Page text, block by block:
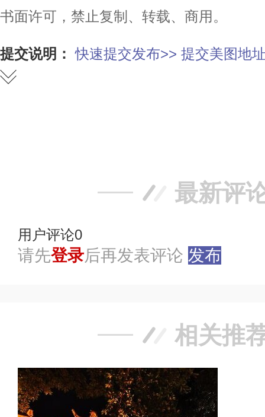
书面许可，禁止复制、转载、商用。
提交说明： 快速提交发布>> 提交美图地
最新评
用户评论0
请先登录后再发表评论 发布
相关推